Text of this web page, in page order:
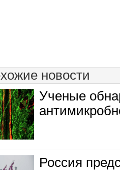
новости
Ученые
Россия